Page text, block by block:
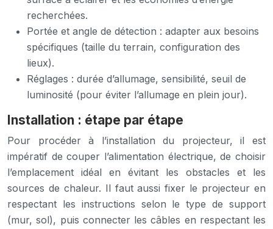
recherchées.
Portée et angle de détection : adapter aux besoins
spécifiques (taille du terrain, configuration des
lieux).
Réglages : durée d’allumage, sensibilité, seuil de
luminosité (pour éviter l’allumage en plein jour).
Installation : étape par étape
Pour procéder à l’installation du projecteur, il est
impératif de couper l’alimentation électrique, de choisir
l’emplacement idéal en évitant les obstacles et les
sources de chaleur. Il faut aussi fixer le projecteur en
respectant les instructions selon le type de support
(mur, sol), puis connecter les câbles en respectant les